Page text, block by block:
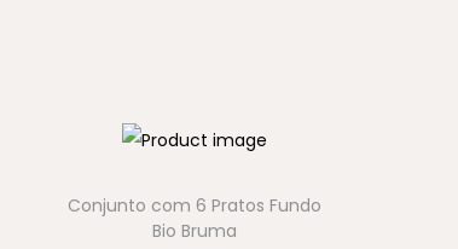
Conjunto com 6 Pratos Fundo
Bio Bruma